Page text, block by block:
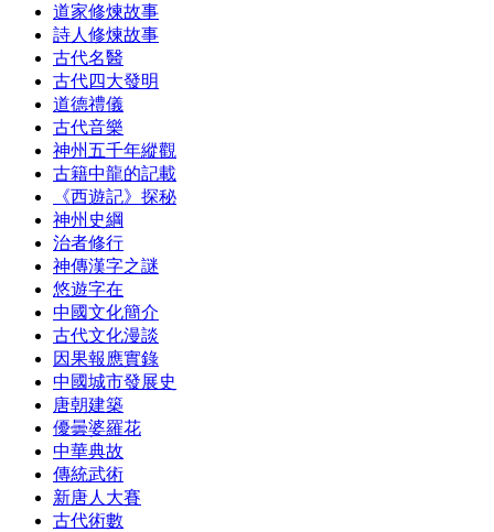
道家修煉故事
詩人修煉故事
古代名醫
古代四大發明
道德禮儀
古代音樂
神州五千年縱觀
古籍中龍的記載
《西遊記》探秘
神州史綱
治者修行
神傳漢字之謎
悠遊字在
中國文化簡介
古代文化漫談
因果報應實錄
中國城市發展史
唐朝建築
優曇婆羅花
中華典故
傳統武術
新唐人大賽
古代術數